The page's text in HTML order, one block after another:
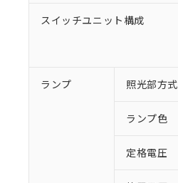
スイッチユニット構成
ランプ 照光部方式
ランプ色
定格電圧